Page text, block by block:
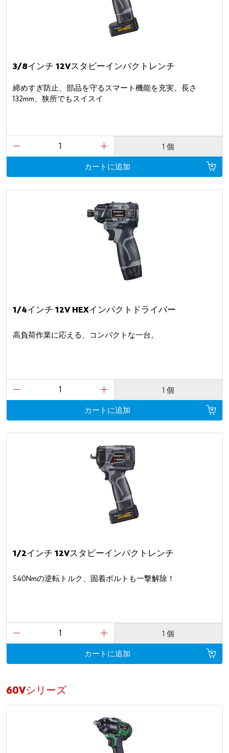
3/8インチ 12Vスタビーインパクトレンチ
締めすぎ防止、部品を守るスマート機能を充実。長さ
132mm、狭所でもスイスイ
1 個
カートに追加
1/4インチ 12V HEXインパクトドライバー
高負荷作業に応える、コンパクトな一台。
1 個
カートに追加
1/2インチ 12Vスタビーインパクトレンチ
540Nmの逆転トルク、固着ボルトも一撃解除！
1 個
カートに追加
60Vシリーズ